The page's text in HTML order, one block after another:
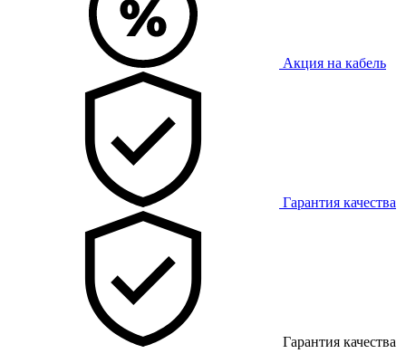
Акция на кабель
Гарантия качества
Гарантия качества